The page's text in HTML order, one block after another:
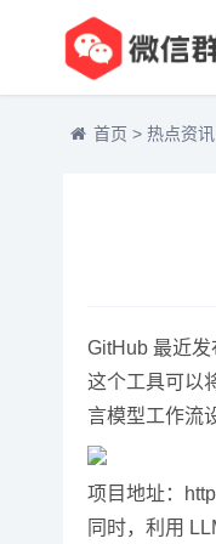
首页 > 热点资讯
GitHub 最近
这个工具可以
言模型工作流
项目地址：
同时，利用